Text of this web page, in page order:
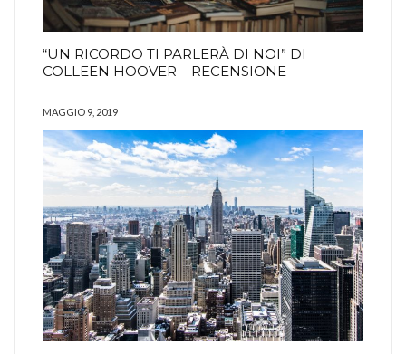
“UN RICORDO TI PARLERÀ DI NOI” DI
COLLEEN HOOVER – RECENSIONE
MAGGIO 9, 2019